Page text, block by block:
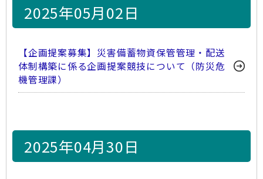
2025年05月02日
【企画提案募集】災害備蓄物資保管管理・配送
体制構築に係る企画提案競技について（防災危
機管理課）
2025年04月30日